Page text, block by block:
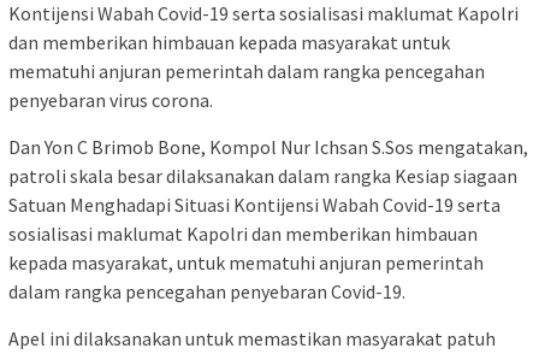
Kontijensi Wabah Covid-19 serta sosialisasi maklumat Kapolri
dan memberikan himbauan kepada masyarakat untuk
mematuhi anjuran pemerintah dalam rangka pencegahan
penyebaran virus corona.
Dan Yon C Brimob Bone, Kompol Nur Ichsan S.Sos mengatakan,
patroli skala besar dilaksanakan dalam rangka Kesiap siagaan
Satuan Menghadapi Situasi Kontijensi Wabah Covid-19 serta
sosialisasi maklumat Kapolri dan memberikan himbauan
kepada masyarakat, untuk mematuhi anjuran pemerintah
dalam rangka pencegahan penyebaran Covid-19.
Apel ini dilaksanakan untuk memastikan masyarakat patuh